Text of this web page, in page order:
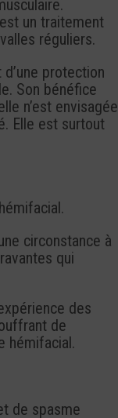
un traitement
réguliers.
protection
Son bénéfice
n’est envisagée
Elle est surtout
circonstance à
qui
des
de
hémifacial.
de spasme